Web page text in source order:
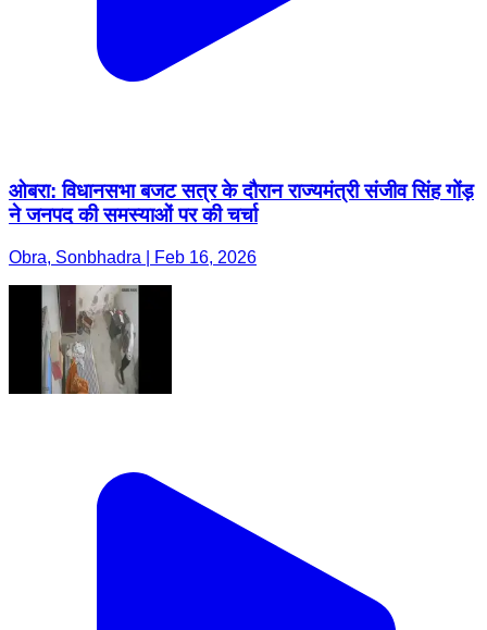
ओबरा: विधानसभा बजट सत्र के दौरान राज्यमंत्री संजीव सिंह गोंड़
ने जनपद की समस्याओं पर की चर्चा
Obra, Sonbhadra | Feb 16, 2026